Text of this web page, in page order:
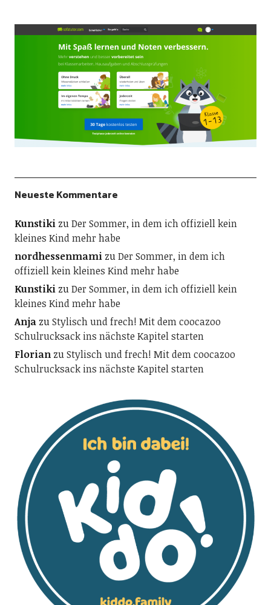
Neueste Kommentare
KunstikizuDer Sommer, in dem ich offiziell kein
kleines Kind mehr habe
nordhessenmamizuDer Sommer, in dem ich
offiziell kein kleines Kind mehr habe
KunstikizuDer Sommer, in dem ich offiziell kein
kleines Kind mehr habe
AnjazuStylisch und frech! Mit dem coocazoo
Schulrucksack ins nächste Kapitel starten
FlorianzuStylisch und frech! Mit dem coocazoo
Schulrucksack ins nächste Kapitel starten